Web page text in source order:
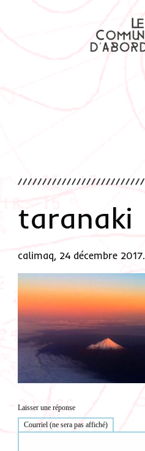
taranaki
calimaq, 24 décembre 2017.
Laisser une réponse
Courriel (ne sera pas affiché)